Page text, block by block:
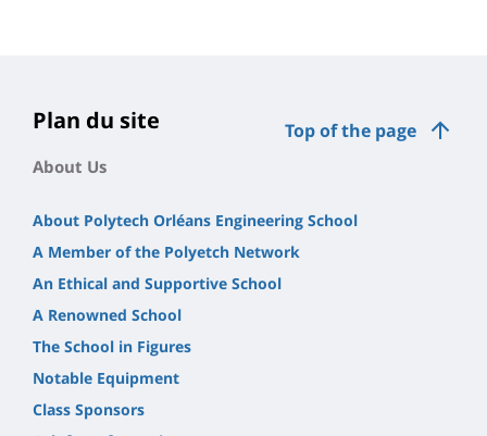
Top of the page
Plan du site
About Us
About Polytech Orléans Engineering School
A Member of the Polyetch Network
An Ethical and Supportive School
A Renowned School
The School in Figures
Notable Equipment
Class Sponsors